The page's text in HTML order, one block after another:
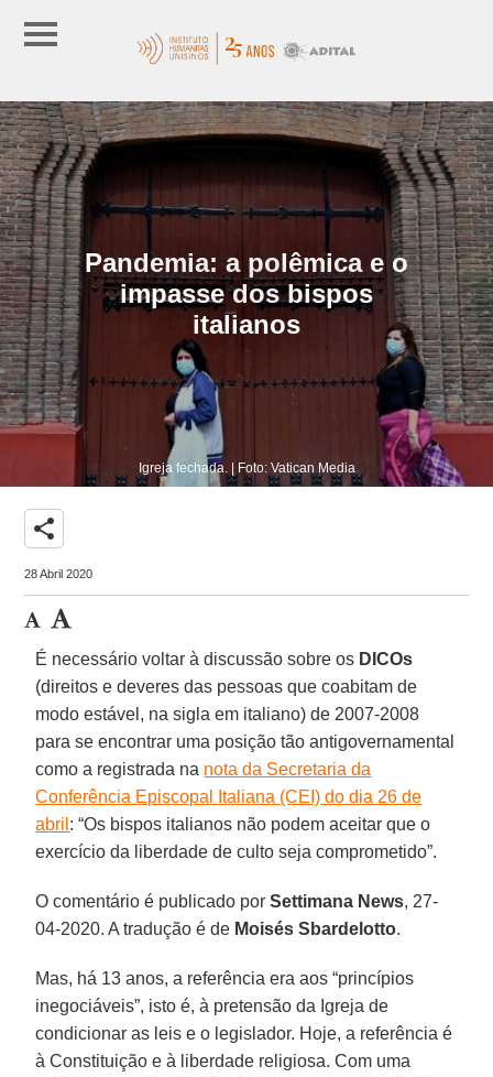
Pandemia: a polêmica e o
impasse dos bispos
italianos
Igreja fechada. | Foto: Vatican Media
share
28 Abril 2020
É necessário voltar à discussão sobre os DICOs
(direitos e deveres das pessoas que coabitam de
modo estável, na sigla em italiano) de 2007-2008
para se encontrar uma posição tão antigovernamental
como a registrada na nota da Secretaria da
Conferência Episcopal Italiana (CEI) do dia 26 de
abril : “Os bispos italianos não podem aceitar que o
exercício da liberdade de culto seja comprometido”.
O comentário é publicado por Settimana News, 27-
04-2020. A tradução é de Moisés Sbardelotto.
Mas, há 13 anos, a referência era aos “princípios
inegociáveis”, isto é, à pretensão da Igreja de
condicionar as leis e o legislador. Hoje, a referência é
à Constituição e à liberdade religiosa. Com uma